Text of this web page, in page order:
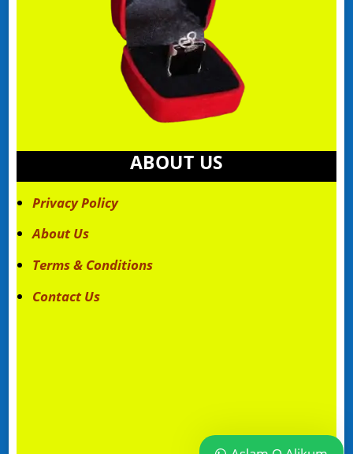
ABOUT US
Privacy Policy
About Us
Terms & Conditions
Contact Us